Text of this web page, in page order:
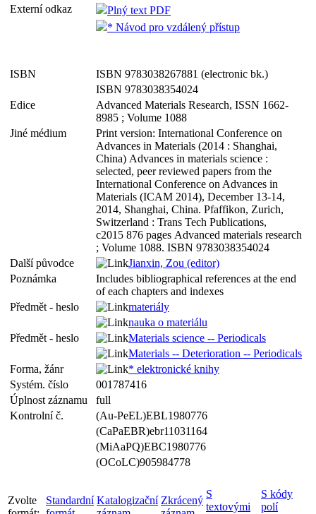
Externí odkaz
Plný text PDF
* Návod pro vzdálený přístup
ISBN
ISBN 9783038267881 (electronic bk.)
ISBN 9783038354024
Edice
Advanced Materials Research, ISSN 1662-
8985 ; Volume 1088
Jiné médium
Print version: International Conference on
Advances in Materials (2014 : Shanghai,
China) Advances in materials science :
selected, peer reviewed papers from the
International Conference on Advances in
Materials (ICAM 2014), December 13-14,
2014, Shanghai, China. Pfaffikon, Zurich,
Switzerland : Trans Tech Publications,
c2015 876 pages Advanced materials research
; Volume 1088. ISBN 9783038354024
Další původce
Jianxin, Zou (editor)
Poznámka
Includes bibliographical references at the end
of each chapters and indexes
Předmět - heslo
materiály
nauka o materiálu
Předmět - heslo
Materials science -- Periodicals
Materials -- Deterioration -- Periodicals
Forma, žánr
* elektronické knihy
Systém. číslo
001787416
Úplnost záznamu
full
Kontrolní č.
(Au-PeEL)EBL1980776
(CaPaEBR)ebr11031164
(MiAaPQ)EBC1980776
(OCoLC)905984778
Zvolte
Standardní Katalogizační Zkrácený
S
textovými
S kódy
polí